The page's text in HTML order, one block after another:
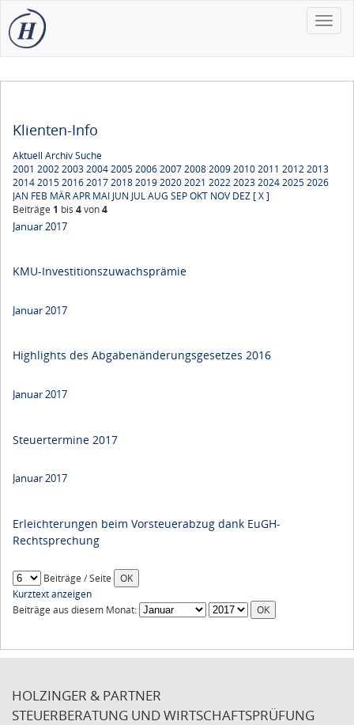
Toggle
Klienten-Info
Aktuell ArchivSuche
2001 2002200320042005200620072008200920102011 20122013
20142015201620172018201920202021 20222023202420252026
JAN FEB MÄRAPR MAI JUN JULAUG SEPOKT NOV DEZ [ X ]
Beiträge 1 bis 4von4
Januar 2017
KMU-Investitionszuwachsprämie
Januar 2017
Highlights des Abgabenänderungsgesetzes 2016
Januar 2017
Steuertermine 2017
Januar 2017
Erleichterungen beim Vorsteuerabzug dank EuGH-
Rechtsprechung
Beiträge / Seite
Kurztext anzeigen
Beiträge aus diesem Monat:
HOLZINGER & PARTNER
STEUERBERATUNG UND WIRTSCHAFTSPRÜFUNG